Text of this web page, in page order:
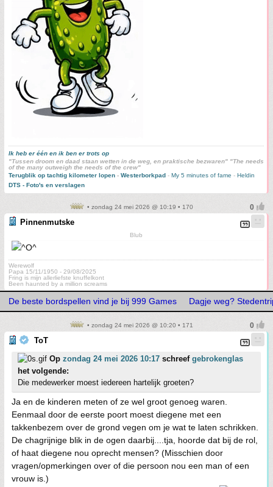
Ik heb er één en ik ben er trots op
"Tussen droom en daad staan wetten in de weg, en praktische bezwaren" "The needs
of the many outweigh the needs of the crew"
Terugblik op tachtig kilometer lopen - Westerborkpad - My 5 minutes of fame - Heldin
DTS - Foto's en verslagen
• zondag 24 mei 2026 @ 10:19 • 170
Pinnenmutske
Blub
Werewolf
Papa 15/11/1950 - 29/08/2025
Fring is mijn allerliefste knuffelkont
Been haunted by a million screams
De beste bordspellen vind je bij 999 Games Dagje weg?
• zondag 24 mei 2026 @ 10:20 • 171
ToT
Op zondag 24 mei 2026 10:17 schreef gebrokenglas
het volgende:
Die medewerker moest iedereen hartelijk groeten?
Ja en de kinderen meten of ze wel groot genoeg waren.
Eenmaal door de eerste poort moest diegene met een
takkenbezem over de grond vegen om je wat te laten schrikken.
De chagrijnige blik in de ogen daarbij....tja, hoorde dat bij de rol,
of haat diegene nou oprecht mensen? (Misschien door
vragen/opmerkingen over of die persoon nou een man of een
vrouw is.)